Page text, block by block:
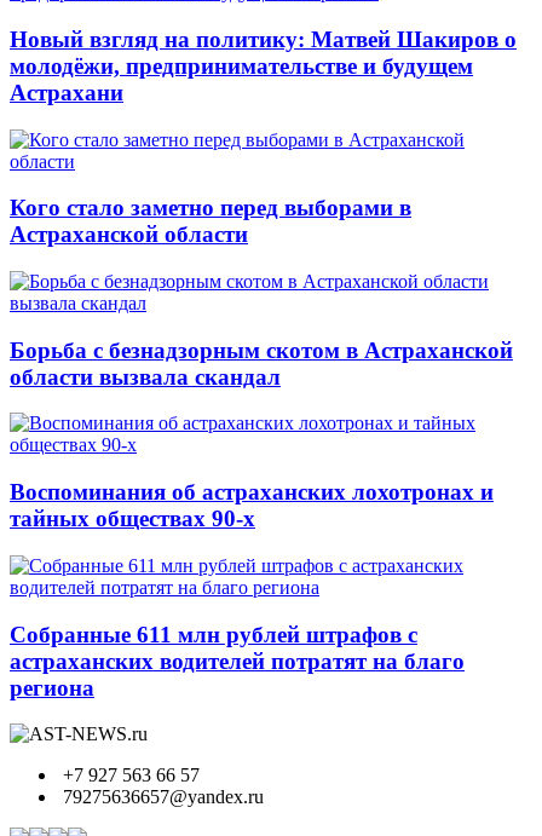
Новый взгляд на политику: Матвей Шакиров о
молодёжи, предпринимательстве и будущем
Астрахани
Кого стало заметно перед выборами в
Астраханской области
Борьба с безнадзорным скотом в Астраханской
области вызвала скандал
Воспоминания об астраханских лохотронах и
тайных обществах 90-х
Собранные 611 млн рублей штрафов с
астраханских водителей потратят на благо
региона
+7 927 563 66 57
79275636657@yandex.ru